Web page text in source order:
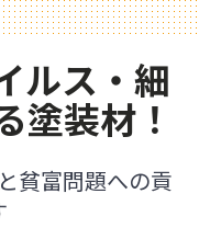
ルス・細
塗装材！
貧富問題への貢